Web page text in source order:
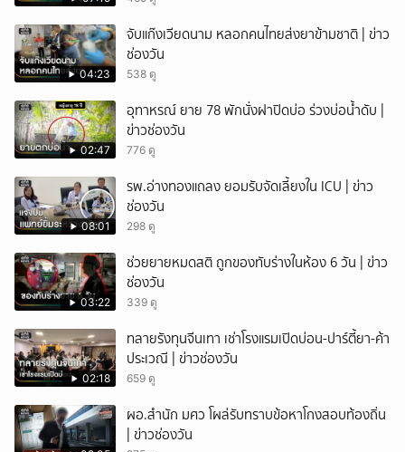
04:23
จับแก๊งเวียดนาม หลอกคนไทยส่งยาข้ามชาติ | ข่าว
ช่องวัน
538 ดู
02:47
อุทาหรณ์ ยาย 78 พักนั่งฝาปิดบ่อ ร่วงบ่อน้ำดับ |
ข่าวช่องวัน
776 ดู
08:01
รพ.อ่างทองแถลง ยอมรับจัดเลี้ยงใน ICU | ข่าว
ช่องวัน
298 ดู
03:22
ช่วยยายหมดสติ ถูกของทับร่างในห้อง 6 วัน | ข่าว
ช่องวัน
339 ดู
02:18
ทลายรังทุนจีนเทา เช่าโรงแรมเปิดบ่อน-ปาร์ตี้ยา-ค้า
ประเวณี | ข่าวช่องวัน
659 ดู
ผอ.สำนัก มศว โผล่รับทราบข้อหาโกงสอบท้องถิ่น
| ข่าวช่องวัน